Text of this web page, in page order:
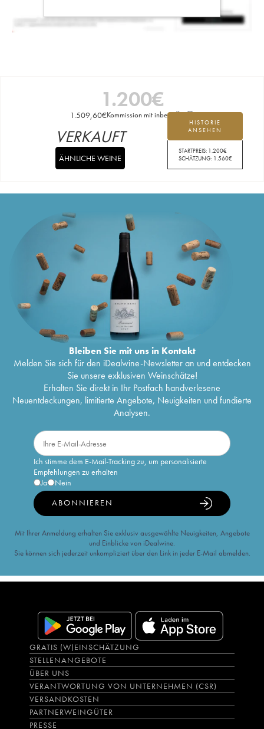
1.200€
1.509,60€Kommission mit inbegriffen
HISTORIE
ANSEHEN
STARTPREIS: 1.200€
SCHÄTZUNG: 1.560€
VERKAUFT
ÄHNLICHE WEINE
Bleiben Sie mit uns in Kontakt
Melden Sie sich für den iDealwine-Newsletter an und entdecken
Sie unsere exklusiven Weinschätze!
Erhalten Sie direkt in Ihr Postfach handverlesene
Neuentdeckungen, limitierte Angebote, Neuigkeiten und fundierte
Analysen.
Ich stimme dem E-Mail-Tracking zu, um personalisierte
Empfehlungen zu erhalten
Ja
Nein
ABONNIEREN
Mit Ihrer Anmeldung erhalten Sie exklusiv ausgewählte Neuigkeiten, Angebote
und Einblicke von iDealwine.
Sie können sich jederzeit unkompliziert über den Link in jeder E-Mail abmelden.
GRATIS (W)EINSCHÄTZUNG
STELLENANGEBOTE
ÜBER UNS
VERANTWORTUNG VON UNTERNEHMEN (CSR)
VERSANDKOSTEN
PARTNERWEINGÜTER
PRESSE